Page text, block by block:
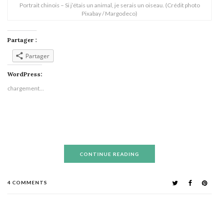
Portrait chinois – Si j’étais un animal, je serais un oiseau. (Crédit photo
Pixabay / Margodeco)
Partager :
Partager
WordPress:
chargement…
CONTINUE READING
4 COMMENTS